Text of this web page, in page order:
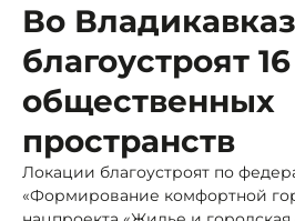
Во
благоустроят 16
общественных
пространств
Локации благоустроят по
«Формирование комфортной